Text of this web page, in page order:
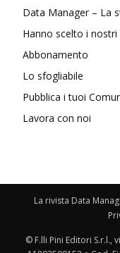
Data Manager – La
Hanno scelto i nostri
Abbonamento
Lo sfogliabile
Pubblica i tuoi
Lavora con noi
La rivista Data
© F.lli Pini Editori S.r.l.,